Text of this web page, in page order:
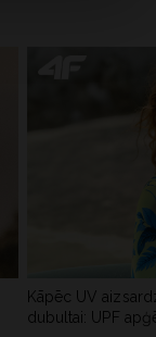
Kāpēc UV
dubultai: UPF